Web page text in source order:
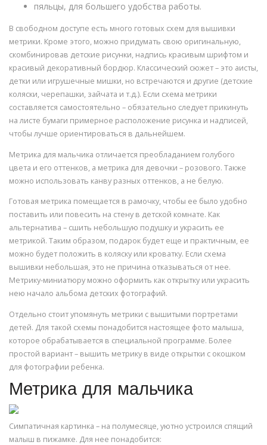
пяльцы, для большего удобства работы.
В свободном доступе есть много готовых схем для вышивки
метрики. Кроме этого, можно придумать свою оригинальную,
скомбинировав детские рисунки, надпись красивым шрифтом и
красивый декоративный бордюр. Классический сюжет – это аисты,
детки или игрушечные мишки, но встречаются и другие (детские
коляски, черепашки, зайчата и т.д.). Если схема метрики
составляется самостоятельно – обязательно следует прикинуть
на листе бумаги примерное расположение рисунка и надписей,
чтобы лучше ориентироваться в дальнейшем.
Метрика для мальчика отличается преобладанием голубого
цвета и его оттенков, а метрика для девочки – розового. Также
можно использовать канву разных оттенков, а не белую.
Готовая метрика помещается в рамочку, чтобы ее было удобно
поставить или повесить на стену в детской комнате. Как
альтернатива – сшить небольшую подушку и украсить ее
метрикой. Таким образом, подарок будет еще и практичным, ее
можно будет положить в коляску или кроватку. Если схема
вышивки небольшая, это не причина отказываться от нее.
Метрику-миниатюру можно оформить как открытку или украсить
нею начало альбома детских фотографий.
Отдельно стоит упомянуть метрики с вышитыми портретами
детей. Для такой схемы понадобится настоящее фото малыша,
которое обрабатывается в специальной программе. Более
простой вариант – вышить метрику в виде открытки с окошком
для фотографии ребенка.
Метрика для мальчика
Симпатичная картинка – на полумесяце, уютно устроился спящий
малыш в пижамке. Для нее понадобится: